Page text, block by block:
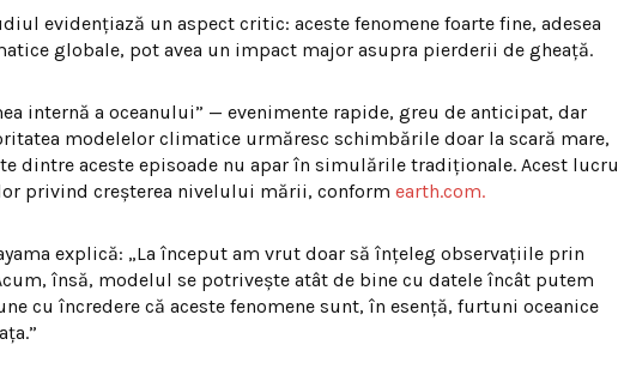
evidențiază un aspect critic: aceste fenomene foarte fine, adesea
globale, pot avea un impact major asupra pierderii de gheață.
internă a oceanului” — evenimente rapide, greu de anticipat, dar
modelelor climatice urmăresc schimbările doar la scară mare,
dintre aceste episoade nu apar în simulările tradiționale. Acest lucru
privind creșterea nivelului mării, conform earth.com.
explică: „La început am vrut doar să înțeleg observațiile prin
însă, modelul se potrivește atât de bine cu datele încât putem
cu încredere că aceste fenomene sunt, în esență, furtuni oceanice